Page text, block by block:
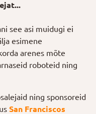
see asi muidugi ei
esimene
arenes mõte
roboteid ning
ning sponsoreid
San Franciscos